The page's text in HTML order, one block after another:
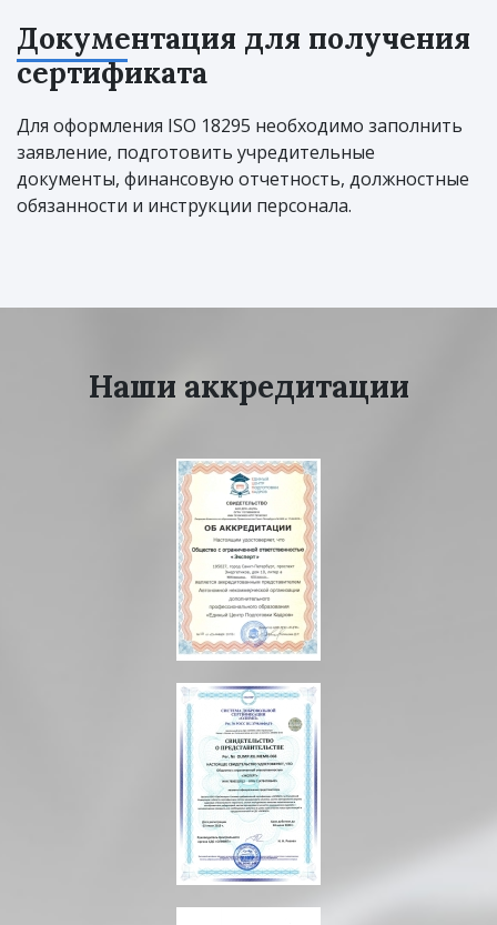
Документация для получения
сертификата
Для оформления ISO 18295 необходимо заполнить
заявление, подготовить учредительные
документы, финансовую отчетность, должностные
обязанности и инструкции персонала.
Наши аккредитации